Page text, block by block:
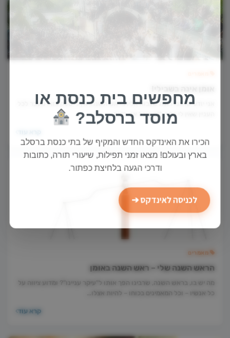
אני יודע שרבנו רוצה שנבוא אליו בראש השנה, אין לי ספק בזה. מעבר לכל
העניין שאין לי כסף לזה, אבל אני רוצה…
מאמרים
הראש השנה שלי – ראש השנה באומן
מה יש בו, בראש השנה, שרבינו הפך אותו ל"עיקר עניינו"? ומדוע ציווה על
כל אנשיו – וכל המאמינים בכוחו – להיות אצלו…
קרא עוד
מחפשים בית כנסת או
מוסד ברסלב?
הכירו את האינדקס החדש והמקיף של בתי כנסת ברסלב
בארץ ובעולם! מצאו זמני תפילות, שיעורי תורה, כתובות
ודרכי הגעה בלחיצת כפתור.
לכניסה לאינדקס ➔